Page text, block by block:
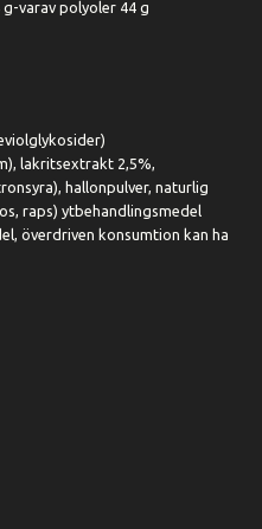
varav polyoler 44 g
lakritsextrakt 2,5%,
hallonpulver, naturlig
raps) ytbehandlingsmedel
överdriven konsumtion kan ha